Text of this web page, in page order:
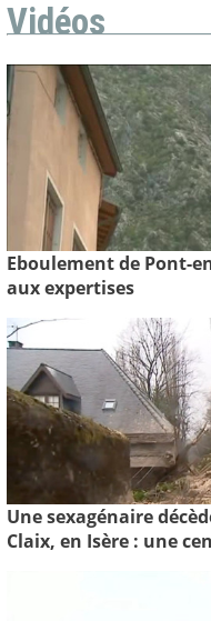
Vidéos
Eboulement de Pont-
aux expertises
Une sexagénaire
Claix, en Isère : une